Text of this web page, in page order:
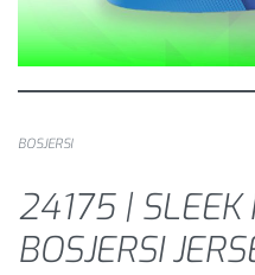
BOSJERSI
24175 | SLEEK
BOSJERSI